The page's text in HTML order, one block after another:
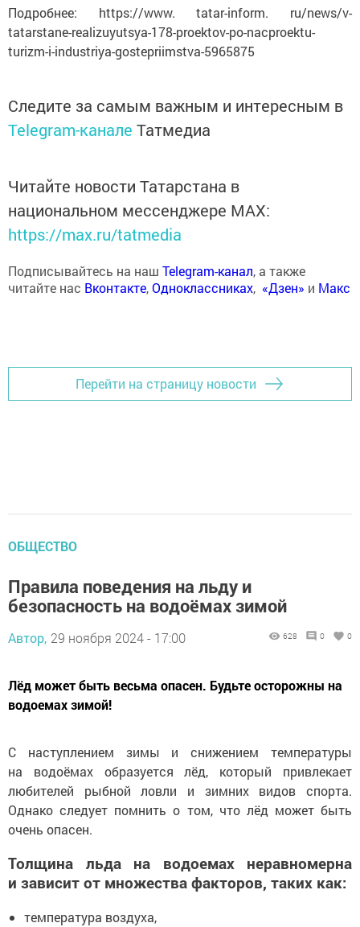
Подробнее: https://www. tatar-inform. ru/news/v-
tatarstane-realizuyutsya-178-proektov-po-nacproektu-
turizm-i-industriya-gostepriimstva-5965875
Следите за самым важным и интересным в
Telegram-канале Татмедиа
Читайте новости Татарстана в
национальном мессенджере MАХ:
https://max.ru/tatmedia
Подписывайтесь на наш Telegram-канал, а также
читайте нас Вконтакте,Одноклассниках, «Дзен» и Макс
Перейти на страницу новости
ОБЩЕСТВО
Правила поведения на льду и
безопасность на водоёмах зимой
Автор, 29 ноября 2024 - 17:00 628 0 0
Лёд может быть весьма опасен. Будьте осторожны на
водоемах зимой!
С наступлением зимы и снижением температуры
на водоёмах образуется лёд, который привлекает
любителей рыбной ловли и зимних видов спорта.
Однако следует помнить о том, что лёд может быть
очень опасен.
Толщина льда на водоемах неравномерна
и зависит от множества факторов, таких как:
температура воздуха,